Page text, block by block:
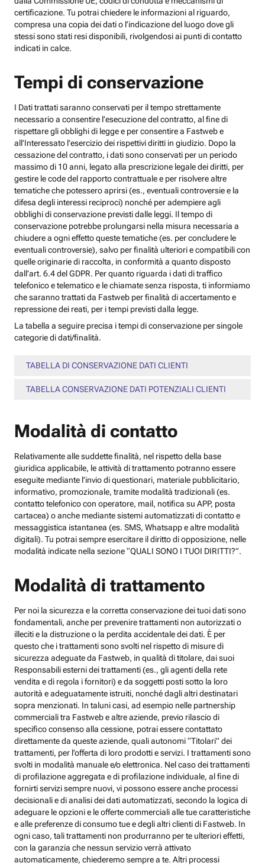
certificazione. Tu potrai chiedere le informazioni al riguardo,
compresa una copia dei dati o l’indicazione del luogo dove gli
stessi sono stati resi disponibili, rivolgendosi ai punti di contatto
indicati in calce.
Tempi di conservazione
I Dati trattati saranno conservati per il tempo strettamente
necessario a consentire l’esecuzione del contratto, al fine di
rispettare gli obblighi di legge e per consentire a Fastweb e
all’Interessato l’esercizio dei rispettivi diritti in giudizio. Dopo la
cessazione del contratto, i dati sono conservati per un periodo
massimo di 10 anni, legato alla prescrizione legale dei diritti, per
gestire le code del rapporto contrattuale e per risolvere altre
tematiche che potessero aprirsi (es., eventuali controversie e la
difesa degli interessi reciproci) nonché per adempiere agli
obblighi di conservazione previsti dalle leggi. Il tempo di
conservazione potrebbe prolungarsi nella misura necessaria a
chiudere a ogni effetto queste tematiche (es. per concludere le
eventuali controversie), salvo per finalità ulteriori e compatibili con
quelle originarie di raccolta, in conformità a quanto disposto
dall’art. 6.4 del GDPR. Per quanto riguarda i dati di traffico
telefonico e telematico e le chiamate senza risposta, ti informiamo
che saranno trattati da Fastweb per finalità di accertamento e
repressione dei reati, per i tempi previsti dalla legge.
La tabella a seguire precisa i tempi di conservazione per singole
categorie di dati/finalità.
TABELLA DI CONSERVAZIONE DATI CLIENTI
TABELLA CONSERVAZIONE DATI POTENZIALI CLIENTI
Modalità di contatto
Relativamente alle suddette finalità, nel rispetto della base
giuridica applicabile, le attività di trattamento potranno essere
eseguite mediante l’invio di questionari, materiale pubblicitario,
informativo, promozionale, tramite modalità tradizionali (es.
contatto telefonico con operatore, mail, notifica su APP, posta
cartacea) o anche mediante sistemi automatizzati di contatto e
messaggistica istantanea (es. SMS, Whatsapp e altre modalità
digitali). Tu potrai sempre esercitare il diritto di opposizione, nelle
modalità indicate nella sezione “QUALI SONO I TUOI DIRITTI?”.
Modalità di trattamento
Per noi la sicurezza e la corretta conservazione dei tuoi dati sono
fondamentali, anche per prevenire trattamenti non autorizzati o
illeciti e la distruzione o la perdita accidentale dei dati. È per
questo che i trattamenti sono svolti nel rispetto di misure di
sicurezza adeguate da Fastweb, in qualità di titolare, dai suoi
Responsabili esterni dei trattamenti (es., gli agenti della rete
vendita e di regola i fornitori) e da soggetti posti sotto la loro
autorità e adeguatamente istruiti, nonché dagli altri destinatari
sopra menzionati. In taluni casi, ad esempio nelle partnership
commerciali tra Fastweb e altre aziende, previo rilascio di
specifico consenso alla cessione, potrai essere contattato
direttamente da queste aziende, quali autonomi “Titolari” dei
trattamenti, per l’offerta di loro prodotti e servizi. I trattamenti sono
svolti in modalità manuale e/o elettronica. Nel caso dei trattamenti
di profilazione aggregata e di profilazione individuale, al fine di
fornirti servizi sempre nuovi, vi possono essere anche processi
decisionali e di analisi dei dati automatizzati, secondo la logica di
adeguare le opzioni e le offerte commerciali alle tue caratteristiche
e alle preferenze di consumo tue e degli altri clienti di Fastweb. In
ogni caso, tali trattamenti non produrranno per te ulteriori effetti,
con la garanzia che nessun servizio verrà attivato
automaticamente, chiederemo sempre a te. Altri processi